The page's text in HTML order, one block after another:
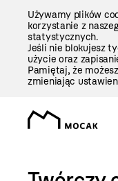
Używamy plików
korzystanie z
statystycznych.
Jeśli nie blokujesz
użycie oraz
Pamiętaj, że
zmieniając